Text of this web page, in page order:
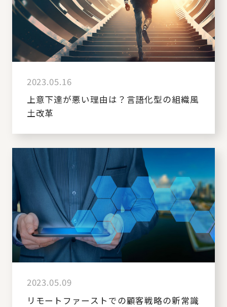
2023.05.16
上意下達が悪い理由は？言語化型の組織風
土改革
2023.05.09
リモートファーストでの顧客戦略の新常識